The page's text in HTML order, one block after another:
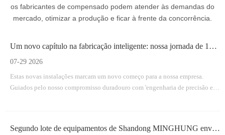
os fabricantes de compensado podem atender às demandas do
mercado, otimizar a produção e ficar à frente da concorrência.
Um novo capítulo na fabricação inteligente: nossa jornada de 18 meses para uma instalação totalmente nova
07-29 2026
Estas novas instalações marcam um novo começo para a nossa empresa.
Guiados pelo nosso compromisso duradouro com 'engenharia de precisão e
Segundo lote de equipamentos de Shandong MINGHUNG enviado com sucesso